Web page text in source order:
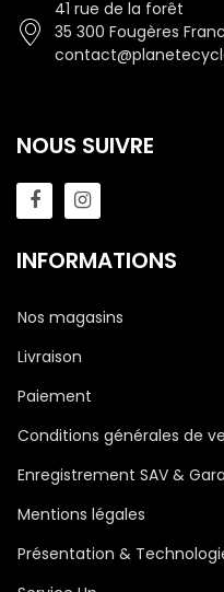
41 rue de la forêt
35 300 Fougères
NOUS SUIVRE
INFORMATIONS
Nos magasins
Livraison
Paiement
Conditions générales de
Enregistrement SAV &
Mentions légales
Présentation &